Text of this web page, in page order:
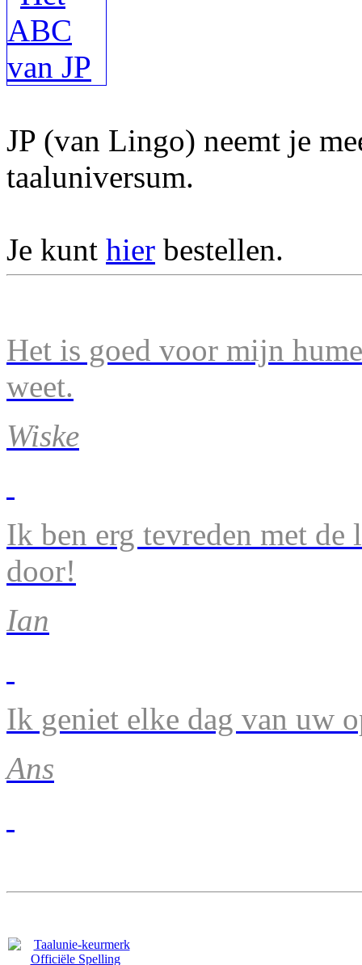
JP (van Lingo) neemt je
taaluniversum.
Je kunt hier bestellen.
Het is goed voor mijn
weet.
Wiske
Ik ben erg tevreden met de
door!
Ian
Ik geniet elke dag van uw
Ans